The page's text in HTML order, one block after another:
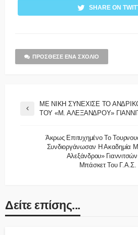
SHARE ON
ΠΡΌΣΘΕΣΕ ΈΝΑ ΣΧΌΛΙΟ
ΜΕ ΝΙΚΗ ΣΥΝΕΧΙΣΕ ΤΟ
ΤΟΥ «Μ. ΑΛΕΞΑΝΔΡΟΥ»
Άκρως Επιτυχημένο Το
Συνδιοργάνωσαν Η Ακαδημία
Αλεξάνδρου»
Μπάσκετ Του Γ.Α.Σ.
Δείτε επίσης...